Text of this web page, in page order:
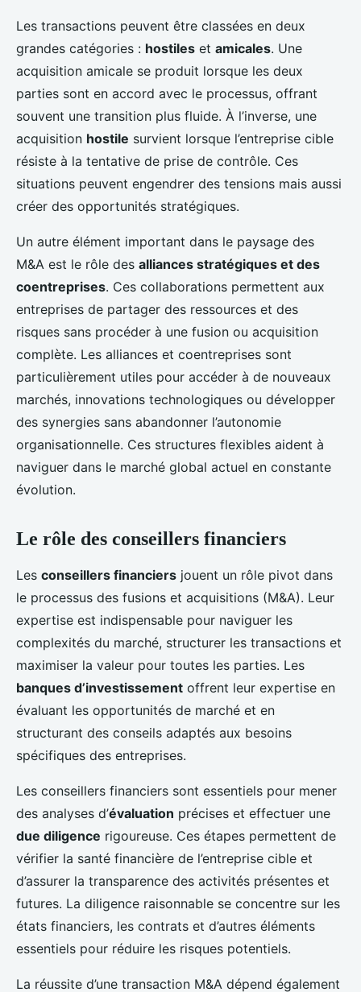
Les transactions peuvent être classées en deux
grandes catégories : hostiles et amicales. Une
acquisition amicale se produit lorsque les deux
parties sont en accord avec le processus, offrant
souvent une transition plus fluide. À l’inverse, une
acquisition hostile survient lorsque l’entreprise cible
résiste à la tentative de prise de contrôle. Ces
situations peuvent engendrer des tensions mais aussi
créer des opportunités stratégiques.
Un autre élément important dans le paysage des
M&A est le rôle des alliances stratégiques et des
coentreprises. Ces collaborations permettent aux
entreprises de partager des ressources et des
risques sans procéder à une fusion ou acquisition
complète. Les alliances et coentreprises sont
particulièrement utiles pour accéder à de nouveaux
marchés, innovations technologiques ou développer
des synergies sans abandonner l’autonomie
organisationnelle. Ces structures flexibles aident à
naviguer dans le marché global actuel en constante
évolution.
Le rôle des conseillers financiers
Les conseillers financiers jouent un rôle pivot dans
le processus des fusions et acquisitions (M&A). Leur
expertise est indispensable pour naviguer les
complexités du marché, structurer les transactions et
maximiser la valeur pour toutes les parties. Les
banques d’investissement offrent leur expertise en
évaluant les opportunités de marché et en
structurant des conseils adaptés aux besoins
spécifiques des entreprises.
Les conseillers financiers sont essentiels pour mener
des analyses d’évaluation précises et effectuer une
due diligence rigoureuse. Ces étapes permettent de
vérifier la santé financière de l’entreprise cible et
d’assurer la transparence des activités présentes et
futures. La diligence raisonnable se concentre sur les
états financiers, les contrats et d’autres éléments
essentiels pour réduire les risques potentiels.
La réussite d’une transaction M&A dépend également